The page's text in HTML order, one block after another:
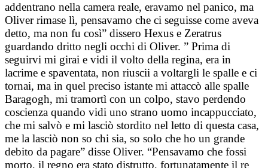
addentrano nella camera reale, eravamo nel panico, ma
Oliver rimase lì, pensavamo che ci seguisse come aveva
detto, ma non fu così” dissero Hexus e Zeratrus
guardando dritto negli occhi di Oliver. ” Prima di
seguirvi mi girai e vidi il volto della regina, era in
lacrime e spaventata, non riuscii a voltargli le spalle e ci
tornai, ma in quel preciso istante mi attaccò alle spalle
Baragogh, mi tramortì con un colpo, stavo perdendo
coscienza quando vidi uno strano uomo incappucciato,
che mi salvò e mi lasciò stordito nel letto di questa casa,
me la lasciò non so chi sia, so solo che ho un grande
debito da pagare” disse Oliver. “Pensavamo che fossi
morto, il regno era stato distrutto, fortunatamente il re